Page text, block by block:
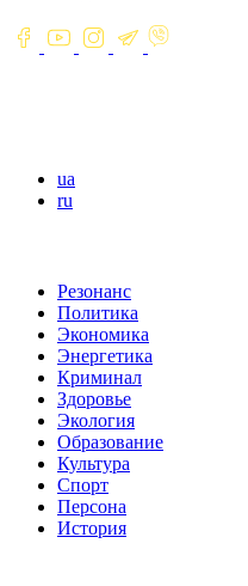
ua
ru
Резонанс
Политика
Экономика
Энергетика
Криминал
Здоровье
Экология
Образование
Культура
Спорт
Персона
История